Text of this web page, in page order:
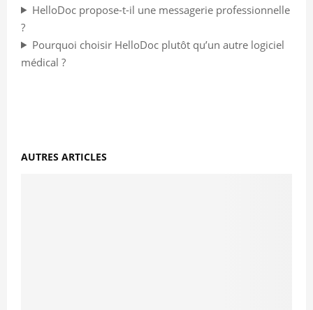
HelloDoc propose-t-il une messagerie professionnelle
?
Pourquoi choisir HelloDoc plutôt qu’un autre logiciel
médical ?
AUTRES ARTICLES